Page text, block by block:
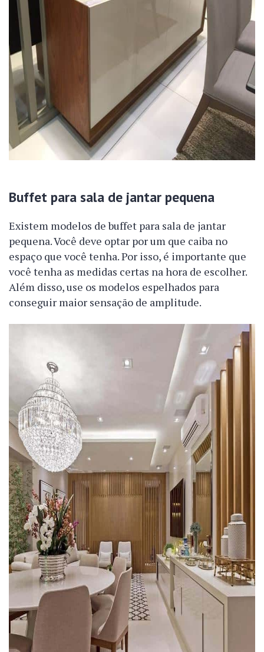
Buffet para sala de jantar pequena
Existem modelos de buffet para sala de jantar
pequena. Você deve optar por um que caiba no
espaço que você tenha. Por isso, é importante que
você tenha as medidas certas na hora de escolher.
Além disso, use os modelos espelhados para
conseguir maior sensação de amplitude.